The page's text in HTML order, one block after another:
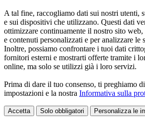
A tal fine, raccogliamo dati sui nostri utenti,
e sui dispositivi che utilizzano. Questi dati
ottimizzare continuamente il nostro sito
e contenuti personalizzati e per analizzare le
Inoltre, possiamo confrontare i tuoi dati
fornitori esterni e mostrarti offerte tramite i
online, ma solo se utilizzi già i loro servizi.
Prima di dare il tuo consenso, ti preghiamo
impostazioni e la nostra Informativa sulla
Accetta Solo obbligatori Personalizza le